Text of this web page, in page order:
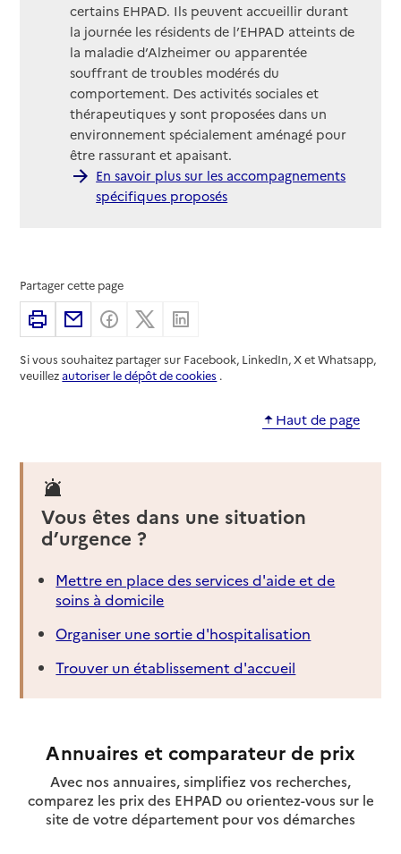
certains EHPAD. Ils peuvent accueillir durant
la journée les résidents de l’EHPAD atteints de
la maladie d’Alzheimer ou apparentée
souffrant de troubles modérés du
comportement. Des activités sociales et
thérapeutiques y sont proposées dans un
environnement spécialement aménagé pour
être rassurant et apaisant.
En savoir plus sur les accompagnements
spécifiques proposés
Partager cette page
ImprimerPartager par email
Partager sur Facebook
Partager sur X
Si vous souhaitez partager sur Facebook, LinkedIn, X et Whatsapp,
veuillezautoriser le dépôt de cookies .
Haut de page
Vous êtes dans une situation
d’urgence ?
Mettre en place des services d'aide et de
soins à domicile
Organiser une sortie d'hospitalisation
Trouver un établissement d'accueil
Annuaires et comparateur de prix
Avec nos annuaires, simplifiez vos recherches,
comparez les prix des EHPAD ou orientez-vous sur le
site de votre département pour vos démarches